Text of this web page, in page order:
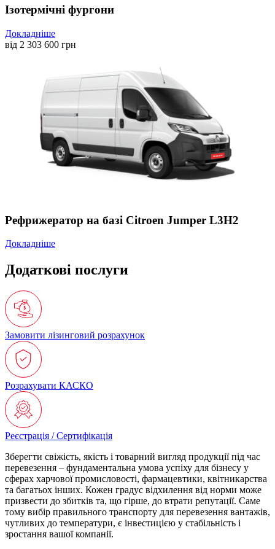
Ізотермічні фургони
Докладніше
від 2 303 600 грн
Рефрижератор на базі Citroen Jumper L3H2
Докладніше
Додаткові послуги
Замовити лізинговий розрахунок
Розрахувати КАСКО
Реєстрація / Сертифікація
Зберегти свіжість, якість і товарний вигляд продукції під час
перевезення – фундаментальна умова успіху для бізнесу у
сферах харчової промисловості, фармацевтики, квітникарства
та багатьох інших. Кожен градус відхилення від норми може
призвести до збитків та, що гірше, до втрати репутації. Саме
тому вибір правильного транспорту для перевезення вантажів,
чутливих до температури, є інвестицією у стабільність і
зростання вашої компанії.